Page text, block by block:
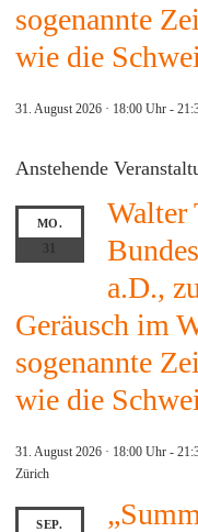
sogenannte
wie die
31. August 2026 · 18:00 Uhr -
Anstehende
MO.
31
Walter
a.D.,
Geräusch im
sogenannte
wie die
31. August 2026 · 18:00 Uhr -
Zürich
SEP.